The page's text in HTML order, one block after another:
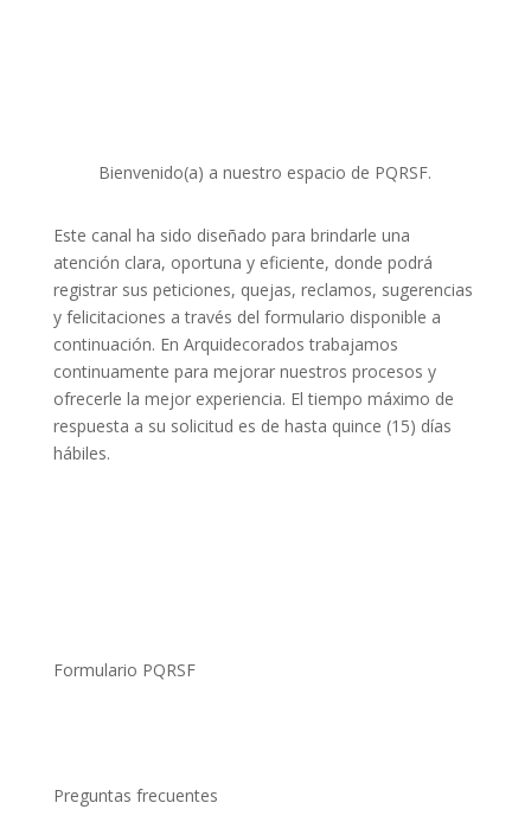
Bienvenido(a) a nuestro espacio de PQRSF.
Este canal ha sido diseñado para brindarle una
atención clara, oportuna y eficiente, donde podrá
registrar sus peticiones, quejas, reclamos, sugerencias
y felicitaciones a través del formulario disponible a
continuación. En Arquidecorados trabajamos
continuamente para mejorar nuestros procesos y
ofrecerle la mejor experiencia. El tiempo máximo de
respuesta a su solicitud es de hasta quince (15) días
hábiles.
Formulario PQRSF
Preguntas frecuentes